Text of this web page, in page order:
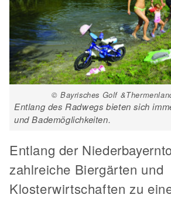
© Bayrisches Golf
Entlang des Radwegs bieten sich
und Bademöglichkeiten.
Entlang der
zahlreiche Biergärten und
Klosterwirtschaften zu